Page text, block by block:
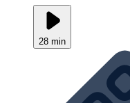
28 min